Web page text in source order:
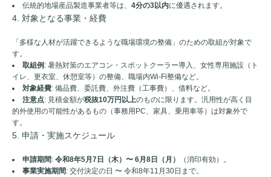
伝統的地場産品製造事業者等は、 4分の3以内に優遇されます。
4. 対象となる事業・経費
「多様な人材が活躍できるような職場環境の整備」のための取組が対象で
す。
取組例 : 暑熱対策のエアコン・スポットクーラー導入、女性専用施設（ト
イレ、更衣室、休憩室等）の整備、職場内Wi-Fi整備など。
対象経費: 備品費、委託費、外注費（工事費）、借料など。
注意点: 見積金額が税抜10万円以上のものに限ります。汎用性が高く目
的外使用の可能性があるもの（事務用PC、家具、乗用車等）は対象外で
す。
5. 申請・実施スケジュール
申請期間: 令和8年5月7日（木）〜 6月8日（月）
（消印有効）。
事業実施期間: 交付決定の日 〜 令和8年11月30日まで。